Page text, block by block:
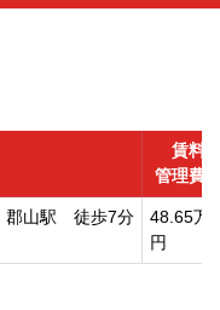
賃料
管理費
郡山駅 徒歩7分
48.65万
円